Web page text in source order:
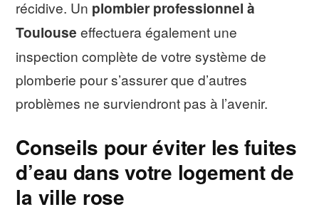
récidive. Un plombier professionnel à
Toulouse effectuera également une
inspection complète de votre système de
plomberie pour s’assurer que d’autres
problèmes ne surviendront pas à l’avenir.
Conseils pour éviter les fuites
d’eau dans votre logement de
la ville rose